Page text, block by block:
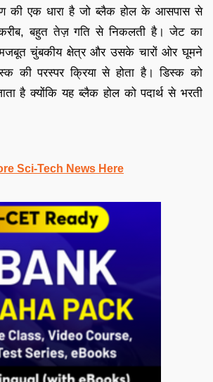
की एक धारा है जो ब्लैक होल के आसपास से
बहुत तेज़ गति से निकलती है। जेट का
मजबूत चुंबकीय क्षेत्र और उसके चारों ओर घूमने
की परस्पर क्रिया से होता है। डिस्क को
है क्योंकि यह ब्लैक होल को पदार्थ से भरती
Sci-Tech News Here